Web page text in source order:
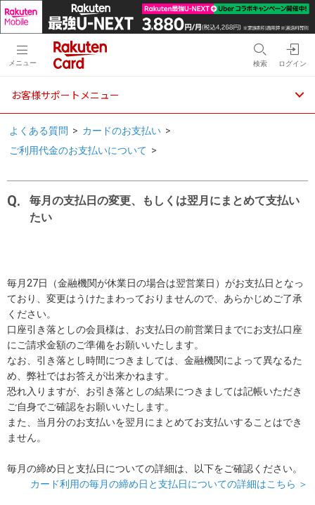
メニュー 検索 ログイン
お客様サポートメニュー
よくある質問 > カードのお支払い >
ご利用代金のお支払いについて >
毎月の支払日の変更、もしくは翌月にまとめて支払い
たい
毎月27日（金融機関が休業日の場合は翌営業日）がお支払日となっ
ており、変更はうけたまわっておりませんので、あらかじめご了承
ください。
口座引き落としの会員様は、お支払日の前営業日までにお支払口座
にご請求金額のご準備をお願いいたします。
なお、引き落とし時間につきましては、金融機関によって異なるた
め、弊社ではお答えが出来かねます。
恐れ入りますが、お引き落としの結果につきましては記帳いただき
ご自身でご確認をお願いいたします。
また、当月分のお支払いを翌月にまとめてお支払いすることはでき
ません。
毎月の締め日と支払日についての詳細は、以下をご確認ください。
カード利用の毎月の締め日と支払日についての詳細はこちら ＞